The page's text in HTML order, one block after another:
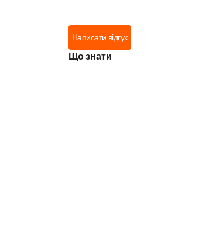
Написати відгук
Що знати